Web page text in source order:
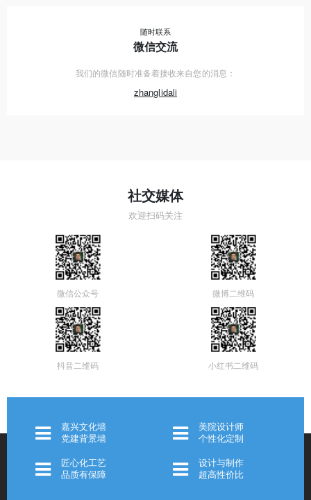
随时联系
微信交流
我们的微信随时准备着接收来自您的消息：
zhanglidali
社交媒体
欢迎扫码关注
微信公众号 微博二维码
抖音二维码 小红书二维码
嘉兴文化墙
党建背景墙
美院设计师
个性化定制
匠心化工艺
品质有保障
设计与制作
超高性价比